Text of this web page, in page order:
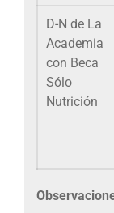
D-N de La
Academia
con Beca
Sólo
Nutrición